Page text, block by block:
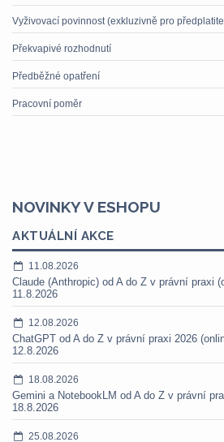
Vyživovací povinnost (exkluzivně pro
Překvapivé rozhodnutí
Předběžné opatření
Pracovní poměr
NOVINKY V ESHOPU
AKTUÁLNÍ AKCE
11.08.2026
Claude (Anthropic) od A do Z v právní praxi
11.8.2026
12.08.2026
ChatGPT od A do Z v právní praxi 2026
12.8.2026
18.08.2026
Gemini a NotebookLM od A do Z v právní
18.8.2026
25.08.2026